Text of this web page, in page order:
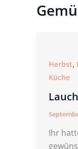
Herbst,
Küche
Ihr